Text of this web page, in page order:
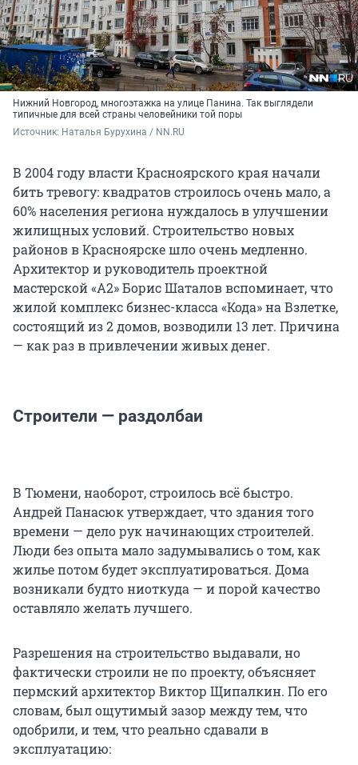
Нижний Новгород, многоэтажка на улице Панина. Так выглядели
типичные для всей страны человейники той поры
Источник: Наталья Бурухина / NN.RU
В 2004 году власти Красноярского края начали
бить тревогу: квадратов строилось очень мало, а
60% населения региона нуждалось в улучшении
жилищных условий. Строительство новых
районов в Красноярске шло очень медленно.
Архитектор и руководитель проектной
мастерской «А2» Борис Шаталов вспоминает, что
жилой комплекс бизнес-класса «Кода» на Взлетке,
состоящий из 2 домов, возводили 13 лет. Причина
— как раз в привлечении живых денег.
Строители — раздолбаи
В Тюмени, наоборот, строилось всё быстро.
Андрей Панасюк утверждает, что здания того
времени — дело рук начинающих строителей.
Люди без опыта мало задумывались о том, как
жилье потом будет эксплуатироваться. Дома
возникали будто ниоткуда — и порой качество
оставляло желать лучшего.
Разрешения на строительство выдавали, но
фактически строили не по проекту, объясняет
пермский архитектор Виктор Щипалкин. По его
словам, был ощутимый зазор между тем, что
одобрили, и тем, что реально сдавали в
эксплуатацию: